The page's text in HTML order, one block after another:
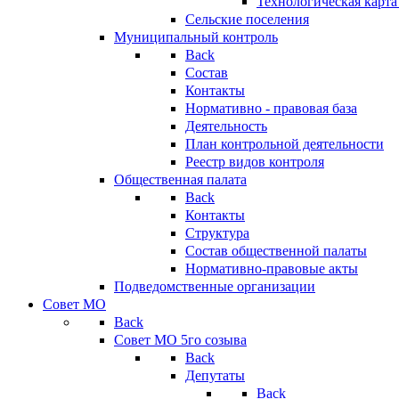
Сельские поселения
Муниципальный контроль
Back
Состав
Контакты
Нормативно - правовая база
Деятельность
План контрольной деятельности
Реестр видов контроля
Общественная палата
Back
Контакты
Структура
Состав общественной палаты
Нормативно-правовые акты
Подведомственные организации
Совет МО
Back
Совет МО 5го созыва
Back
Депутаты
Back